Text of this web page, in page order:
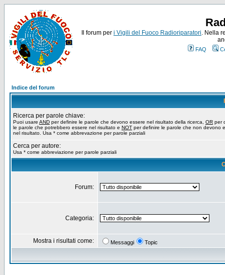
Il forum per i Vigili del Fuoco Radioriparatori. Nella
FAQ
Indice del forum
Ricerca per parole chiave:
Puoi usare AND per definire le parole che devono essere nel risultato della ricerca, OR per
le parole che potrebbero essere nel risultato e NOT per definire le parole che non devono
nel risultato. Usa * come abbrevazione per parole parziali
Cerca per autore:
Usa * come abbreviazione per parole parziali
Forum:
Categoria:
Mostra i risultati come: Messaggi Topic